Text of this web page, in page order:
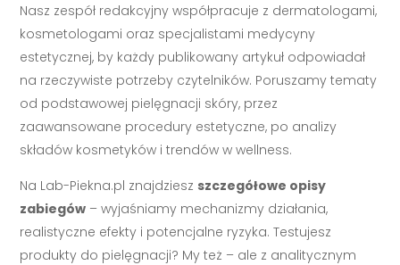
Nasz zespół redakcyjny współpracuje z dermatologami,
kosmetologami oraz specjalistami medycyny
estetycznej, by każdy publikowany artykuł odpowiadał
na rzeczywiste potrzeby czytelników. Poruszamy tematy
od podstawowej pielęgnacji skóry, przez
zaawansowane procedury estetyczne, po analizy
składów kosmetyków i trendów w wellness.
Na Lab-Piekna.pl znajdziesz szczegółowe opisy
zabiegów – wyjaśniamy mechanizmy działania,
realistyczne efekty i potencjalne ryzyka. Testujesz
produkty do pielęgnacji? My też – ale z analitycznym